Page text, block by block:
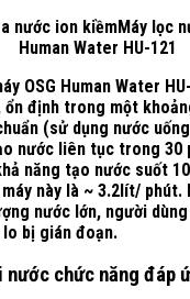
Máy lọc
Human Water HU-121
OSG Human Water
định trong một
(sử dụng nước
nước liên tục trong 30
năng tạo nước suốt
này là ~ 3.2lít/ phút.
nước lớn, người
bị gián đoạn.
nước chức năng đáp